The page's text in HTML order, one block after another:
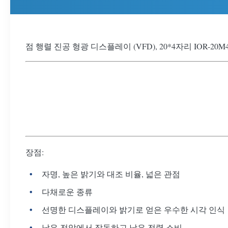
점 행렬 진공 형광 디스플레이 (VFD), 20*4자리 IOR-
장점:
자명, 높은 밝기와 대조 비율, 넓은 관점
다채로운 종류
선명한 디스플레이와 밝기로 얻은 우수한 시각 인식